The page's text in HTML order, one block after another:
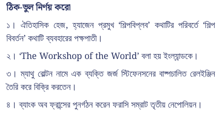
ঠিক-ভুল নির্ণয় করো
১। ঐতিহাসিক হেজ, হ্যাজেন প্রমুখ ‘শিল্পবিপ্লব’ কথাটির পরিবর্তে ‘শিল্প
বিবর্তন’ কথাটি ব্যবহারের পক্ষপাতী।
২। ‘The Workshop of the World’ বলা হয় ইংল্যান্ডকে।
৩। ম্যাথু বোল্টন নামে এক ব্যক্তি জর্জ স্টিফেনসনের বাষ্পচালিত রেলইঞ্জিন
তৈরি করে বিক্রি করতেন।
৪। ব্যাংক অব ফ্রান্সের পুনর্গঠন করেন ফরাসি সম্রাট তৃতীয় নেপোলিয়ন।